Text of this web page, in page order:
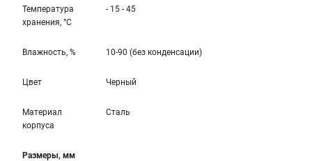
Температура
хранения, °С
- 15 - 45
Влажность, % 10-90 (без конденсации)
Цвет Черный
Материал
корпуса
Сталь
Размеры, мм